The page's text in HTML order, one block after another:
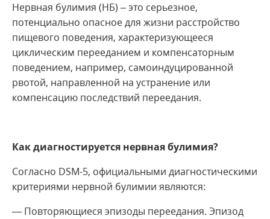
Нервная булимия (НБ) – это серьезное,
потенциально опасное для жизни расстройство
пищевого поведения, характеризующееся
циклическим перееданием и компенсаторным
поведением, например, самоиндуцированной
рвотой, направленной на устранение или
компенсацию последствий переедания.
Как диагностируется нервная булимия?
Согласно DSM-5, официальными диагностическими
критериями нервной булимии являются:
— Повторяющиеся эпизоды переедания. Эпизод